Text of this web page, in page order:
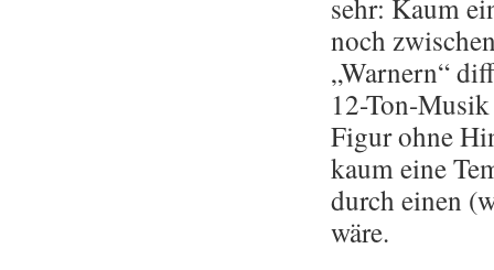
sehr: Kaum
noch
„War­nern“
12-Ton-
Figur ohne
kaum eine
durch einen
wäre.